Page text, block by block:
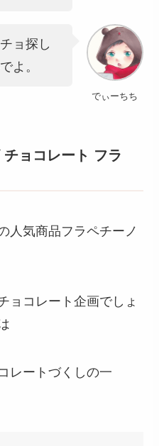
でぃーちち
ョ探し
よ。
ョコレート フラ
人気商品フラペチーノ
ョコレート企画でしょ
レートづくしの一